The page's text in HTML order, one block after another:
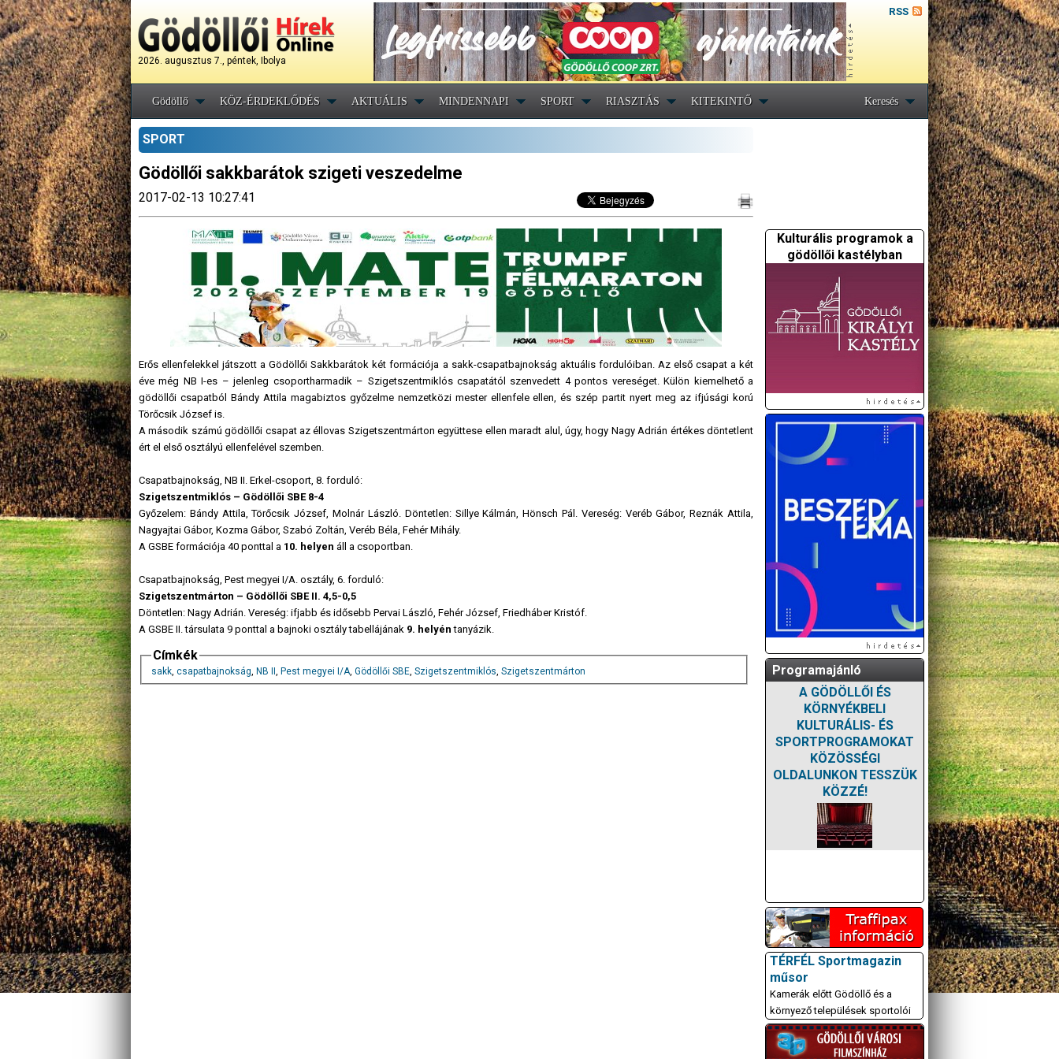
2026. augusztus 7., péntek, Ibolya
RSS
Gödöllő KÖZ-ÉRDEKLŐDÉS AKTUÁLIS MINDENNAPI SPORT RIASZTÁS KITEKINTŐ Keresés
SPORT
Gödöllői sakkbarátok szigeti veszedelme
2017-02-13 10:27:41
Erős ellenfelekkel játszott a Gödöllői Sakkbarátok két formációja a sakk-csapatbajnokság aktuális fordulóiban. Az első csapat a két
éve még NB I-es – jelenleg csoportharmadik – Szigetszentmiklós csapatától szenvedett 4 pontos vereséget. Külön kiemelhető a
gödöllői csapatból Bándy Attila magabiztos győzelme nemzetközi mester ellenfele ellen, és szép partit nyert meg az ifjúsági korú
Törőcsik József is.
A második számú gödöllői csapat az éllovas Szigetszentmárton együttese ellen maradt alul, úgy, hogy Nagy Adrián értékes döntetlent
ért el első osztályú ellenfelével szemben.
Csapatbajnokság, NB II. Erkel-csoport, 8. forduló:
Szigetszentmiklós – Gödöllői SBE 8-4
Győzelem: Bándy Attila, Törőcsik József, Molnár László. Döntetlen: Sillye Kálmán, Hönsch Pál. Vereség: Veréb Gábor, Reznák Attila,
Nagyajtai Gábor, Kozma Gábor, Szabó Zoltán, Veréb Béla, Fehér Mihály.
A GSBE formációja 40 ponttal a 10. helyen áll a csoportban.
Csapatbajnokság, Pest megyei I/A. osztály, 6. forduló:
Szigetszentmárton – Gödöllői SBE II. 4,5-0,5
Döntetlen: Nagy Adrián. Vereség: ifjabb és idősebb Pervai László, Fehér József, Friedháber Kristóf.
A GSBE II. társulata 9 ponttal a bajnoki osztály tabellájának 9. helyén tanyázik.
Címkék
sakk, csapatbajnokság, NB II , Pest megyei I/A, Gödöllői SBE, Szigetszentmiklós, Szigetszentmárton
Kulturális programok a
gödöllői kastélyban
Programajánló
A GÖDÖLLŐI ÉS
KÖRNYÉKBELI
KULTURÁLIS- ÉS
SPORTPROGRAMOKAT
KÖZÖSSÉGI
OLDALUNKON TESSZÜK
KÖZZÉ!
TÉRFÉL Sportmagazin
műsor
Kamerák előtt Gödöllő és a
környező települések sportolói